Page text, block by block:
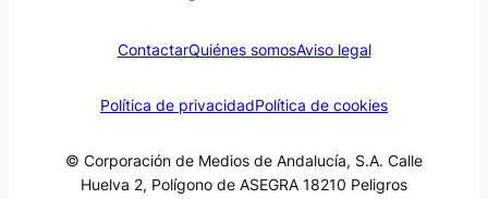
ContactarQuiénes somosAviso legal
Política de privacidadPolítica de cookies
© Corporación de Medios de Andalucía, S.A. Calle
Huelva 2, Polígono de ASEGRA 18210 Peligros